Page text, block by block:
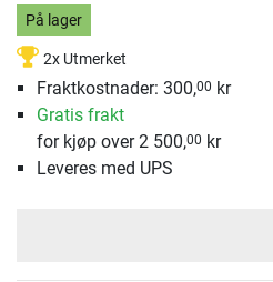
På lager
2x Utmerket
Fraktkostnader: 300,00 kr
Gratis frakt
for kjøp over 2 500,00 kr
Leveres med UPS